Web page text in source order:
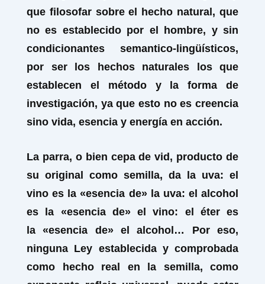
que filosofar sobre el hecho natural, que
no es establecido por el hombre, y sin
condicionantes semantico-lingüísticos,
por ser los hechos naturales los que
establecen el método y la forma de
investigación, ya que esto no es creencia
sino vida, esencia y energía en acción.
La parra, o bien cepa de vid, producto de
su original como semilla, da la uva: el
vino es la «esencia de» la uva: el alcohol
es la «esencia de» el vino: el éter es
la
«esencia de»
el alcohol… Por eso,
ninguna Ley establecida y comprobada
como hecho real en la semilla, como